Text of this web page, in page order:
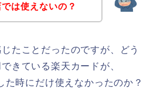
は使えないの？
たことだったのですが、どう
きている楽天カードが、
た時にだけ使えなかったのか？